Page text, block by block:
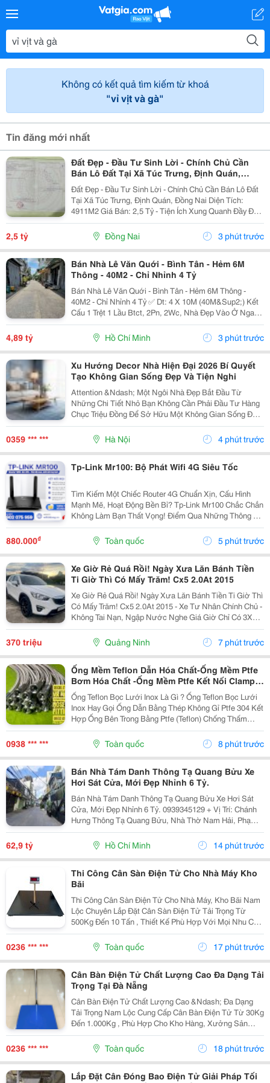
Không có kết quả tìm kiếm từ khoá
"vỉ vịt và gà"
Tin đăng mới nhất
Đất Đẹp - Đầu Tư Sinh Lời - Chính Chủ Cần
Bán Lô Đất Tại Xã Túc Trưng, Định Quán,
Đồng Nai
Đất Đẹp - Đầu Tư Sinh Lời - Chính Chủ Cần Bán Lô Đất
Tại Xã Túc Trưng, Định Quán, Đồng Nai Diện Tích:
4911M2 Giá Bán: 2,5 Tỷ - Tiện Ích Xung Quanh Đầy Đủ
Gần Chợ, Trường Học,.. - Khu Vực Dân Cư Thân Thiện
An Ninh Tốt - Giao Thông Thuận Tiện Đi...
2,5 tỷ Đồng Nai 3 phút trước
Bán Nhà Lê Văn Quới - Bình Tân - Hẻm 6M
Thông - 40M2 - Chỉ Nhỉnh 4 Tỷ
Bán Nhà Lê Văn Quới - Bình Tân - Hẻm 6M Thông -
40M2 - Chỉ Nhỉnh 4 Tỷ ✅ Dt: 4 X 10M (40M&Sup2;) Kết
Cấu 1 Trệt 1 Lầu Btct, 2Pn, 2Wc, Nhà Đẹp Vào Ở Ngay.
Hẻm Xe Tải 6M Thông, Chỉ 1 Xẹt, Sát Mặt Tiền. Vị Trí
Đẹp, Kết Nối Thoại Ngọc Hầu - Phan...
4,89 tỷ Hồ Chí Minh 3 phút trước
Xu Hướng Decor Nhà Hiện Đại 2026 Bí Quyết
Tạo Không Gian Sống Đẹp Và Tiện Nghi
Attention &Ndash; Một Ngôi Nhà Đẹp Bắt Đầu Từ
Những Chi Tiết Nhỏ Bạn Không Cần Phải Đầu Tư Hàng
Chục Triệu Đồng Để Sở Hữu Một Không Gian Sống Đẹp.
Chỉ Với Vài Món Đồ Decor Phù Hợp Như Ghế Lười, Đèn
Trang Trí, Thảm Trải Sàn Hay Tranh Treo Tường, Căn...
0359 *** *** Hà Nội 4 phút trước
Tp-Link Mr100: Bộ Phát Wifi 4G Siêu Tốc
Tìm Kiếm Một Chiếc Router 4G Chuẩn Xịn, Cấu Hình
Mạnh Mẽ, Hoạt Động Bền Bỉ? Tp-Link Mr100 Chắc Chắn
Không Làm Bạn Thất Vọng! Điểm Qua Những Thông Số
Đáng Tiền Của Em Nó: Chuẩn Mạng: 4G Lte Tốc Độ Tải
Xuống 150Mbps, Tải Lên 50Mbps. Tốc Độ Wifi:...
880.000₫ Toàn quốc 5 phút trước
Xe Giờ Rẻ Quá Rồi! Ngày Xưa Lăn Bánh Tiền
Ti Giờ Thì Có Mấy Trăm! Cx5 2.0At 2015
Xe Giờ Rẻ Quá Rồi! Ngày Xưa Lăn Bánh Tiền Ti Giờ Thì
Có Mấy Trăm! Cx5 2.0At 2015 - Xe Tư Nhân Chính Chủ -
Không Tai Nạn, Ngập Nước Nghe Giá Giờ Chỉ Có 3Xx
Cụ Nào Ưng Alo Em! Liên Hệ: 0974078288 Xem Xe Tại:
Phú Diễn - Hà Nội
370 triệu Quảng Ninh 7 phút trước
Ống Mềm Teflon Dẫn Hóa Chất-Ống Mềm Ptfe
Bơm Hóa Chất -Ống Mềm Ptfe Kết Nối Clamp-
Ống Mềm Ptfe Kết Nối Mặt Bích-Ống Mềm Ptfe
Kết Nối Ren Côn Lõm-Ống Mềm Ptfe Kết Nối
Rắc Co Vi Sinh-Ống Mềm Ptfe Kết Nối Ren
Ngoài
Ống Teflon Bọc Lưới Inox Là Gì ? Ống Teflon Bọc Lưới
Inox Hay Gọi Ống Dẫn Bằng Thép Không Gỉ Ptfe 304 Kết
Hợp Ống Bên Trong Bằng Ptfe (Teflon) Chống Thấm
Chất Lỏng Với Lớp Vỏ Ngoài Bện Bằng Thép Không Gỉ
304 Để Tăng Cường Khả Năng Chịu Áp Lực Và...
0938 *** *** Toàn quốc 8 phút trước
Bán Nhà Tám Danh Thông Tạ Quang Bửu Xe
Hơi Sát Cửa, Mới Đẹp Nhỉnh 6 Tỷ.
Bán Nhà Tám Danh Thông Tạ Quang Bửu Xe Hơi Sát
Cửa, Mới Đẹp Nhỉnh 6 Tỷ. 0939345129 + Vị Trí: Chánh
Hưng Thông Tạ Quang Bửu, Nhà Thờ Nam Hải, Phạm
Hùng, Cao Lổ, Thanh Loan... Sát Cầu Nguyễn Tri
Phương Qua Q.5, Q.1 + Tiện Ích: Chợ, Trường Học
62,9 tỷ Hồ Chí Minh 14 phút trước
Thi Công Cân Sàn Điện Tử Cho Nhà Máy Kho
Bãi
Thi Công Cân Sàn Điện Tử Cho Nhà Máy, Kho Bãi Nam
Lộc Chuyên Lắp Đặt Cân Sàn Điện Tử Tải Trọng Từ
500Kg Đến 10 Tấn , Thiết Kế Phù Hợp Với Mọi Nhu Cầu
Sử Dụng Trong Sản Xuất Và Logistics. Cam Kết Khung
Cân Chắc Chắn. Loadcell Chính Hãng. ...
0236 *** *** Toàn quốc 17 phút trước
Cân Bàn Điện Tử Chất Lượng Cao Đa Dạng Tải
Trọng Tại Đà Nẵng
Cân Bàn Điện Tử Chất Lượng Cao &Ndash; Đa Dạng
Tải Trọng Nam Lộc Cung Cấp Cân Bàn Điện Tử Từ 30Kg
Đến 1.000Kg , Phù Hợp Cho Kho Hàng, Xưởng Sản
Xuất, Siêu Thị, Cửa Hàng Và Doanh Nghiệp. Ưu Điểm
Nổi Bật ✔️ Kết Quả Cân Nhanh Và Chính Xác. ✔️ Mặt...
0236 *** *** Toàn quốc 18 phút trước
Lắp Đặt Cân Đóng Bao Điện Tử Giải Pháp Tối